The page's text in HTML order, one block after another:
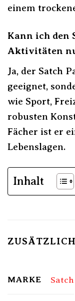
einem
Kann ich den
Aktivitäten
Ja, der Satch
geeignet,
wie Sport,
robusten
Fächer ist er
Lebenslagen.
Inhalt
MARKE Satch